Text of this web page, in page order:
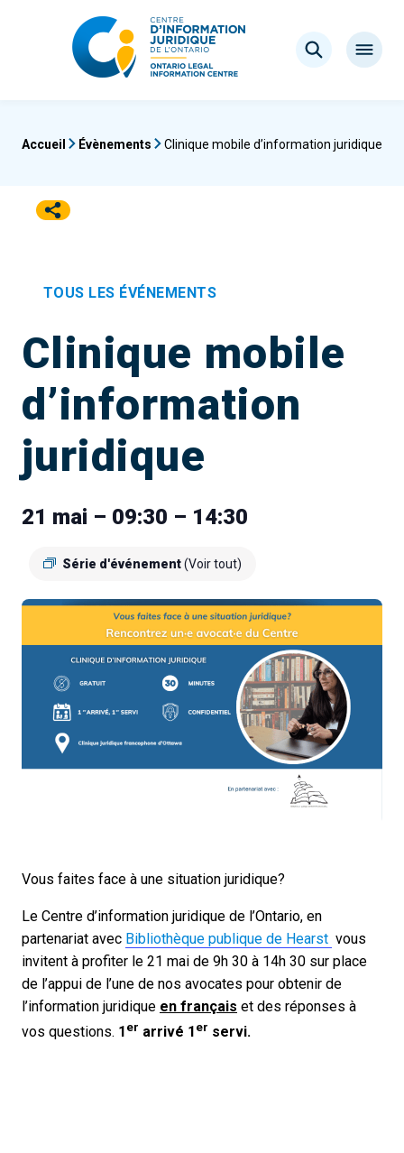
Rechercher
Ouvrir
Accueil Évènements Clinique mobile d’information juridique
TOUS LES ÉVÉNEMENTS
Clinique mobile
d’information
juridique
21 mai – 09:30 – 14:30
Série d'événement(Voir tout)
Vous faites face à une situation juridique?
Le Centre d’information juridique de l’Ontario, en
partenariat avec Bibliothèque publique de Hearst vous
invitent à profiter le 21 mai de 9h 30 à 14h 30 sur place
de l’appui de l’une de nos avocates pour obtenir de
l’information juridique en français et des réponses à
vos questions. 1 er arrivé 1 er servi.